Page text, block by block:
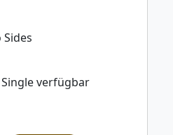
Single verfügbar